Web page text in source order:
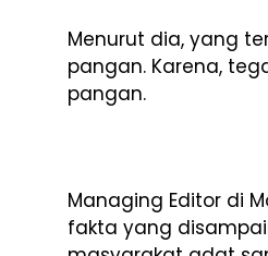
Menurut dia, yang
pangan. Karena,
pangan.
Managing Editor di
fakta yang